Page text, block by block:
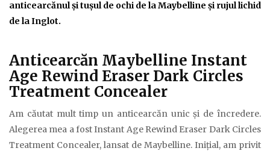
anticearcănul şi tuşul de ochi de la Maybelline şi rujul lichid
de la Inglot.
Anticearcăn Maybelline Instant
Age Rewind Eraser Dark Circles
Treatment Concealer
Am căutat mult timp un anticearcăn unic şi de încredere.
Alegerea mea a fost Instant Age Rewind Eraser Dark Circles
Treatment Concealer, lansat de Maybelline. Iniţial, am privit